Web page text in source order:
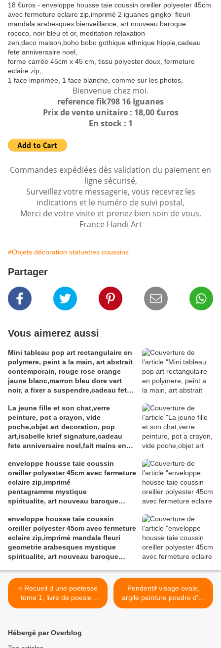
18 €uros - enveloppe housse taie coussin oreiller polyester 45cm
avec fermeture eclaire zip,imprimé 2 iguanes gingko fleuri
mandala arabesques bienveillance, art nouveau baroque
rococo, noir bleu et or, meditation relaxation
zen,deco maison,boho bobo gothique ethnique hippie,cadeau
fete anniversaire noel,
forme carrée 45cm x 45 cm, tissu polyester doux, fermeture
eclaire zip,
1 face imprimée, 1 face blanche, comme sur les photos,
Bienvenue chez moi.
reference fik798 16 Iguanes
Prix de vente unitaire : 18,00 €uros
En stock : 1
Commandes expédiées dès validation du paiement en
ligne sécurisé,
Surveillez votre messagerie, vous recevrez les
indications et le numéro de suivi postal,
Merci de votre visite et prenez bien soin de vous,
France Handi Art
#Objets décoration statuettes coussins
Partager
Vous aimerez aussi
Mini tableau pop art rectangulaire en
polymere, peint a la main, art abstrait
contemporain, rouge rose orange
jaune blanc,marron bleu dore vert
noir, a fixer a suspendre,cadeau fete
La jeune fille et son chat,verre
peinture, pot a crayon, vide
poche,objet art decoration, pop
art,isabelle krief signature,cadeau
fete anniversaire noel,fait mains en
enveloppe housse taie coussin
oreiller polyester 45cm avec fermeture
eclaire zip,imprimé
pentagramme mystique
spiritualite, art nouveau baroque
relaxation zen,deco maison,boho
bobo gothique hippie,cadeau fete
anniversaire noel
enveloppe housse taie coussin
oreiller polyester 45cm avec fermeture
eclaire zip,imprimé mandala fleuri
geometrie arabesques mystique
spiritualite, art nouveau baroque
bobo gothique hippie,cadeau fete
anniversaire noel
< Recueil d une poetesse
tome 1, livre de poesies
fables et historiettes pour
krief artiste peintre auteure
Pendentif visage ovale,
argile peinture poudre d'or
et pigment,bleu rouge
Hébergé par Overblog